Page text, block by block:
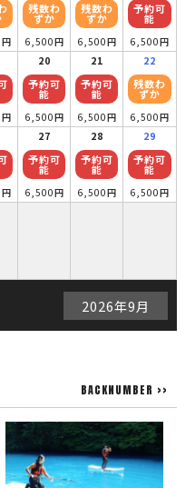
残数わ
ずか
6,500円
残数わ
ずか
6,500円
予約可
能
6,500円
20
予約可
能
6,500円
21
予約可
能
6,500円
22
残数わ
ずか
6,500円
27
予約可
能
6,500円
28
予約可
能
6,500円
29
予約可
能
6,500円
2026年9月
BACKNUMBER >>